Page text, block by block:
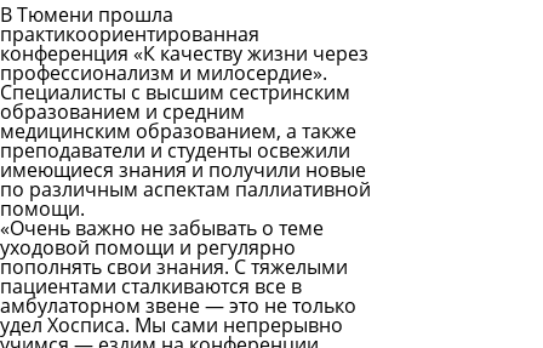
В Тюмени прошла
практикоориентированная
конференция «К качеству жизни через
профессионализм и милосердие».
Специалисты с высшим сестринским
образованием и средним
медицинским образованием, а также
преподаватели и студенты освежили
имеющиеся знания и получили новые
по различным аспектам паллиативной
помощи.
«Очень важно не забывать о теме
уходовой помощи и регулярно
пополнять свои знания. С тяжелыми
пациентами сталкиваются все в
амбулаторном звене — это не только
удел Хосписа. Мы сами непрерывно